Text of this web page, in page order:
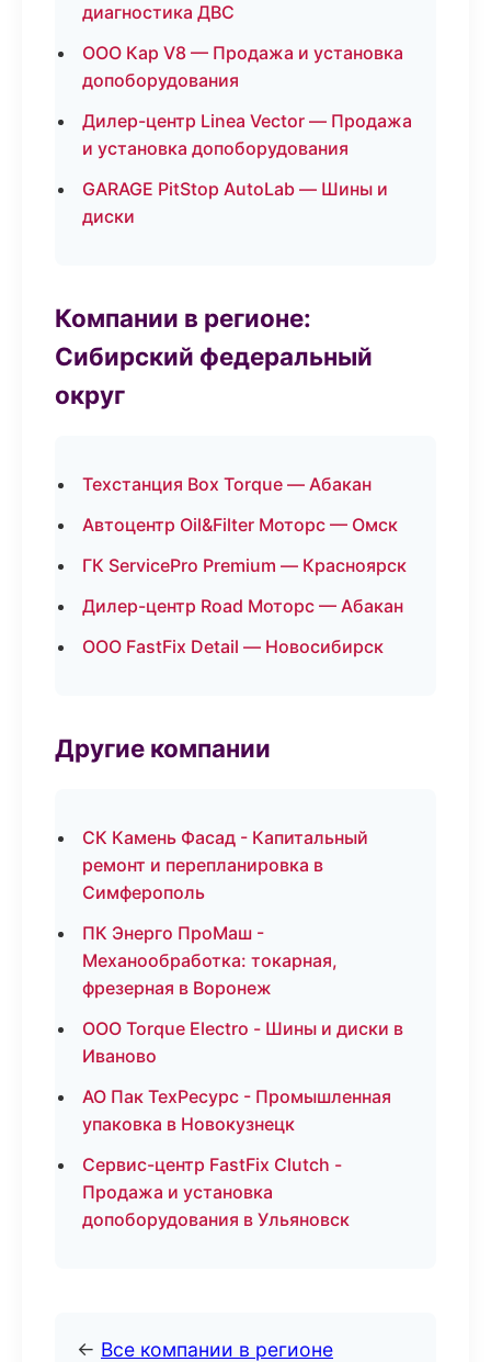
диагностика ДВС
ООО Кар V8 — Продажа и установка
допоборудования
Дилер-центр Linea Vector — Продажа
и установка допоборудования
GARAGE PitStop AutoLab — Шины и
диски
Компании в регионе:
Сибирский федеральный
округ
Техстанция Box Torque — Абакан
Автоцентр Oil&Filter Моторс — Омск
ГК ServicePro Premium — Красноярск
Дилер-центр Road Моторс — Абакан
ООО FastFix Detail — Новосибирск
Другие компании
СК Камень Фасад - Капитальный
ремонт и перепланировка в
Симферополь
ПК Энерго ПроМаш -
Механообработка: токарная,
фрезерная в Воронеж
ООО Torque Electro - Шины и диски в
Иваново
АО Пак ТехРесурс - Промышленная
упаковка в Новокузнецк
Сервис-центр FastFix Clutch -
Продажа и установка
допоборудования в Ульяновск
← Все компании в регионе